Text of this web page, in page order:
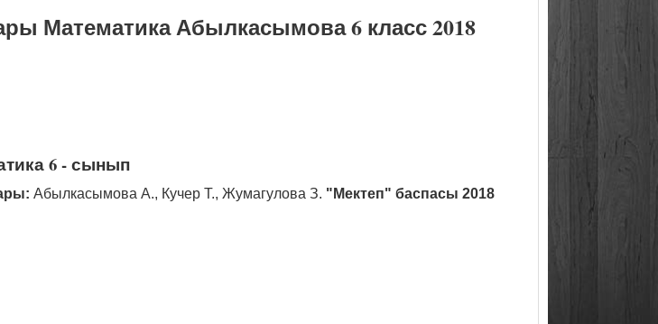
Математика Абылкасымова 6 класс 2018
6 - сынып
Абылкасымова А., Кучер Т., Жумагулова З. "Мектеп" баспасы 2018